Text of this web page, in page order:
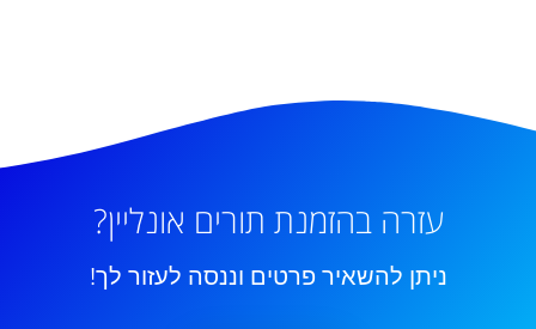
עזרה בהזמנת תורים אונליין?
ניתן להשאיר פרטים וננסה לעזור לך!